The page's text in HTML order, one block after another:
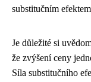
substitučním
Je důležité si
že zvýšení ceny
Síla substitučního